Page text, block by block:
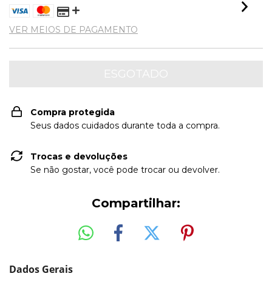
VER MEIOS DE PAGAMENTO
Compra protegida
Seus dados cuidados durante toda a compra.
Trocas e devoluções
Se não gostar, você pode trocar ou devolver.
Compartilhar:
Dados Gerais